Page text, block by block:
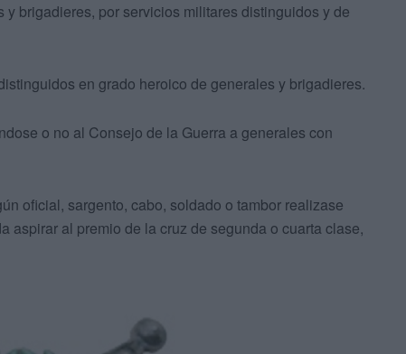
brigadieres, por servicios militares distinguidos y de
en grado heroico de generales y brigadieres.
o no al Consejo de la Guerra a generales con
oficial, sargento, cabo, soldado o tambor realizase
aspirar al premio de la cruz de segunda o cuarta clase,